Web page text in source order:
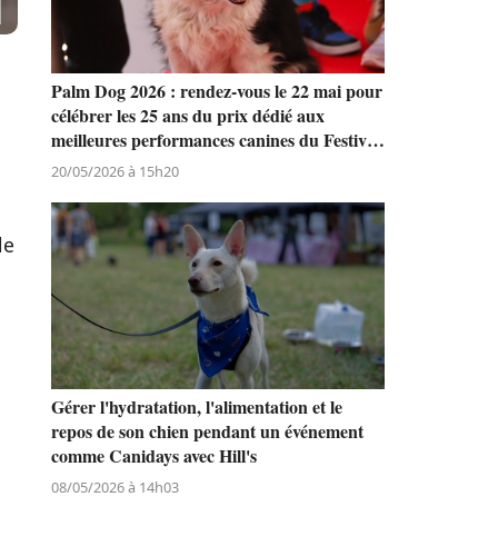
Palm Dog 2026 : rendez-vous le 22 mai pour
célébrer les 25 ans du prix dédié aux
meilleures performances canines du Festival
de Cannes
20/05/2026 à 15h20
Gérer l'hydratation, l'alimentation et le
repos de son chien pendant un événement
comme Canidays avec Hill's
08/05/2026 à 14h03